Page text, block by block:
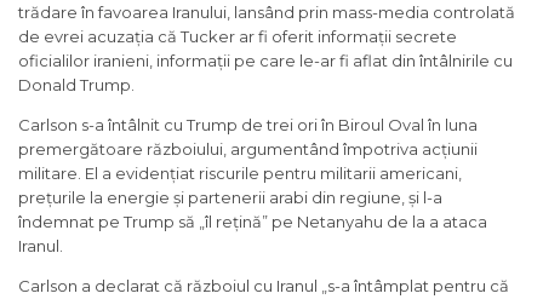
trădare în favoarea Iranului, lansând prin mass-media controlată
de evrei acuzația că Tucker ar fi oferit informații secrete
oficialilor iranieni, informații pe care le-ar fi aflat din întâlnirile cu
Donald Trump.
Carlson s-a întâlnit cu Trump de trei ori în Biroul Oval în luna
premergătoare războiului, argumentând împotriva acțiunii
militare. El a evidențiat riscurile pentru militarii americani,
prețurile la energie și partenerii arabi din regiune, și l-a
îndemnat pe Trump să „îl rețină” pe Netanyahu de la a ataca
Iranul.
Carlson a declarat că războiul cu Iranul „s-a întâmplat pentru că